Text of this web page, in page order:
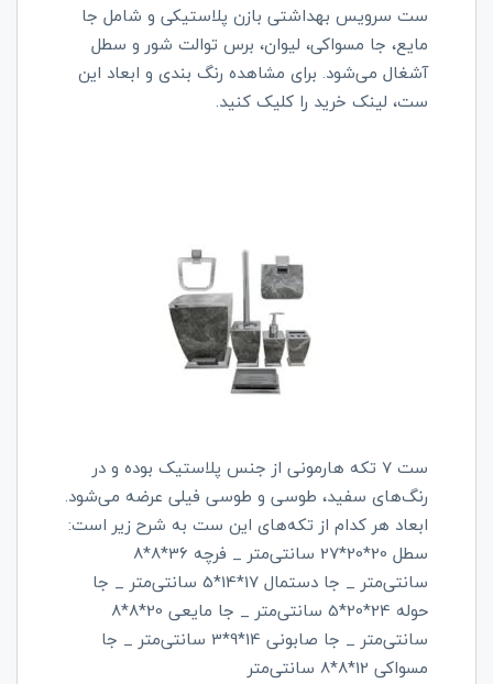
ست سرویس بهداشتی بازن پلاستیکی و شامل جا
مایع، جا مسواکی، لیوان، برس توالت شور و سطل
آشغال می‌شود. برای مشاهده رنگ بندی و ابعاد این
ست، لینک خرید را کلیک کنید.
ست 7 تکه هارمونی از جنس پلاستیک بوده و در
رنگ‌های سفید، طوسی و طوسی فیلی عرضه می‌شود.
ابعاد هر کدام از تکه‌های این ست به شرح زیر است:
سطل 20*20*27 سانتی‌متر _ فرچه 36*8*8
سانتی‌متر _ جا دستمال 17*14*5 سانتی‌متر _ جا
حوله 24*20*5 سانتی‌متر _ جا مایعی 20*8*8
سانتی‌متر _ جا صابونی 14*9*3 سانتی‌متر _ جا
مسواکی 12*8*8 سانتی‌متر